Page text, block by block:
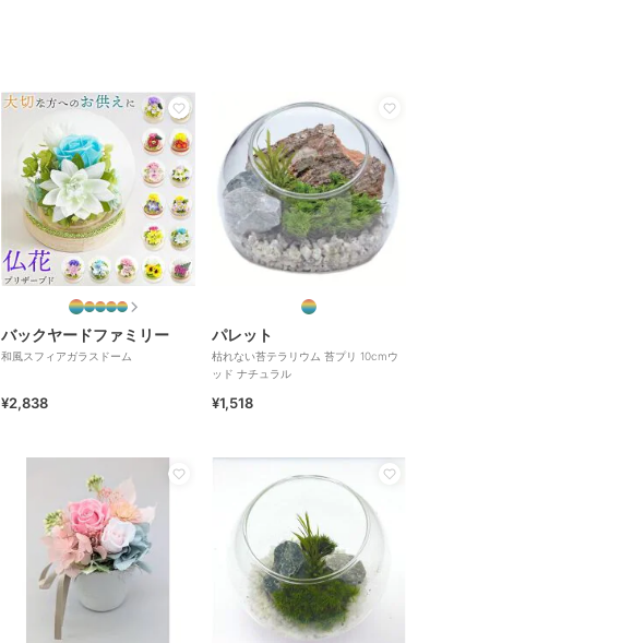
バックヤードファミリー
和風スフィアガラスドーム
¥2,838
パレット
枯れない苔テラリウム 苔プリ 10cmウ
ッド ナチュラル
¥1,518